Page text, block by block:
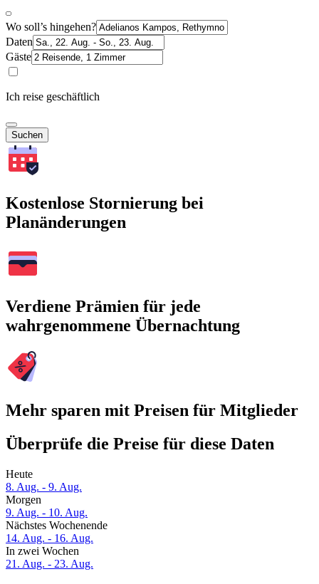
Wo soll’s hingehen?
Daten
Gäste
Ich reise geschäftlich
Suchen
Kostenlose Stornierung bei
Planänderungen
Verdiene Prämien für jede
wahrgenommene Übernachtung
Mehr sparen mit Preisen für Mitglieder
Überprüfe die Preise für diese Daten
Heute
8. Aug. - 9. Aug.
Morgen
9. Aug. - 10. Aug.
Nächstes Wochenende
14. Aug. - 16. Aug.
In zwei Wochen
21. Aug. - 23. Aug.